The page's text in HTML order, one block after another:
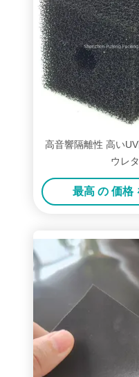
高音響隔離性 高い
ウレ
最高 の 価格